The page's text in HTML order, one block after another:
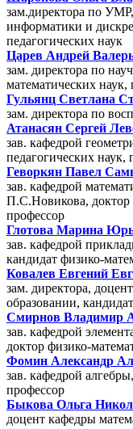
зам.директора по
информатики и
педагогических наук
Царев Андрей
зам. директора по
математических наук,
Гульянц Светлана
зам. директора по
Атанасян Сергей
зав. кафедрой
педагогических наук,
Геворкян Павел
зав. кафедрой
П.С.Новикова, доктор
профессор
Глотова Марина
зав. кафедрой
кандидат физико-
Ковалев Евгений
зам. директора,
образовании,
Смирнов Владимир
зав. кафедрой
доктор физико-
Фомин Александр
зав. кафедрой
профессор
Быкова Ольга
доцент кафедры